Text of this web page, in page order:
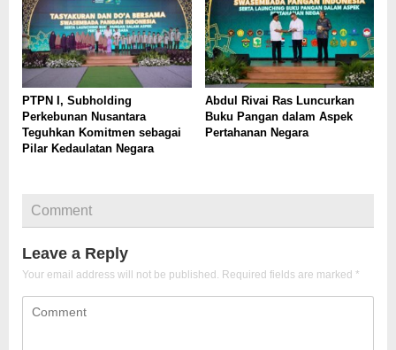
PTPN I, Subholding
Perkebunan Nusantara
Teguhkan Komitmen sebagai
Pilar Kedaulatan Negara
Abdul Rivai Ras Luncurkan
Buku Pangan dalam Aspek
Pertahanan Negara
Comment
Leave a Reply
Your email address will not be published. Required fields are marked *